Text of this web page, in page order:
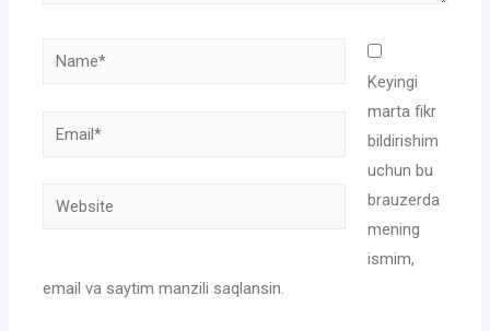
Name*
Email*
Website
Keyingi
marta fikr
bildirishim
uchun bu
brauzerda
mening
ismim,
email va saytim manzili saqlansin.